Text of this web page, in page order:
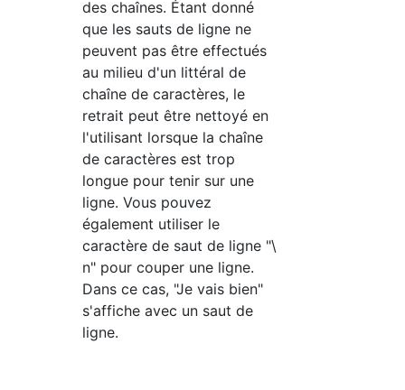
des chaînes. Étant donné
que les sauts de ligne ne
peuvent pas être effectués
au milieu d'un littéral de
chaîne de caractères, le
retrait peut être nettoyé en
l'utilisant lorsque la chaîne
de caractères est trop
longue pour tenir sur une
ligne. Vous pouvez
également utiliser le
caractère de saut de ligne "\
n" pour couper une ligne.
Dans ce cas, "Je vais bien"
s'affiche avec un saut de
ligne.